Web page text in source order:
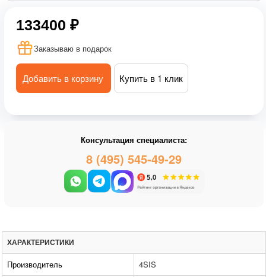
133400 ₽
Заказываю в подарок
Добавить в корзину Купить в 1 клик
Консультация специалиста:
8 (495) 545-49-29
ХАРАКТЕРИСТИКИ
Производитель
4SIS